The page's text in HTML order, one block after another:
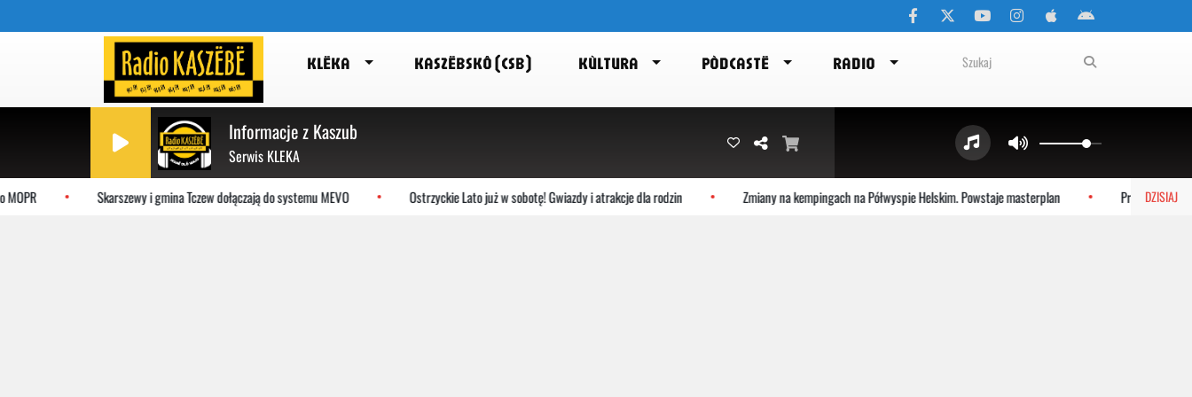
KLËKA KASZËBSKÔ (CSB) KÙLTURA PÒDCASTË RADIO
Informacje z Kaszub
Serwis KLEKA
DZISIAJ
Skarszewy i gmina Tczew dołączają do systemu MEVO Ostrzyckie Lato już w sobotę! Gwiazdy i atrakcje dla rodzin Zmiany na kempingach na Półwyspie Helskim. Powstaje masterplan Prace na plaży